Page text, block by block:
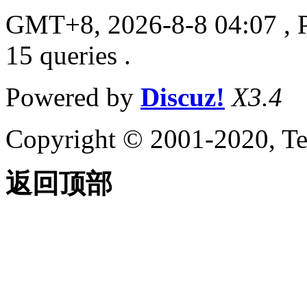
GMT+8, 2026-8-8 04:07 ,
15 queries .
Powered by Discuz! X3.4
Copyright © 2001-2020,
返回顶部